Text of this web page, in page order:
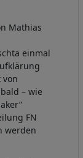
Mathias
einmal
von
– wie
FN
werden